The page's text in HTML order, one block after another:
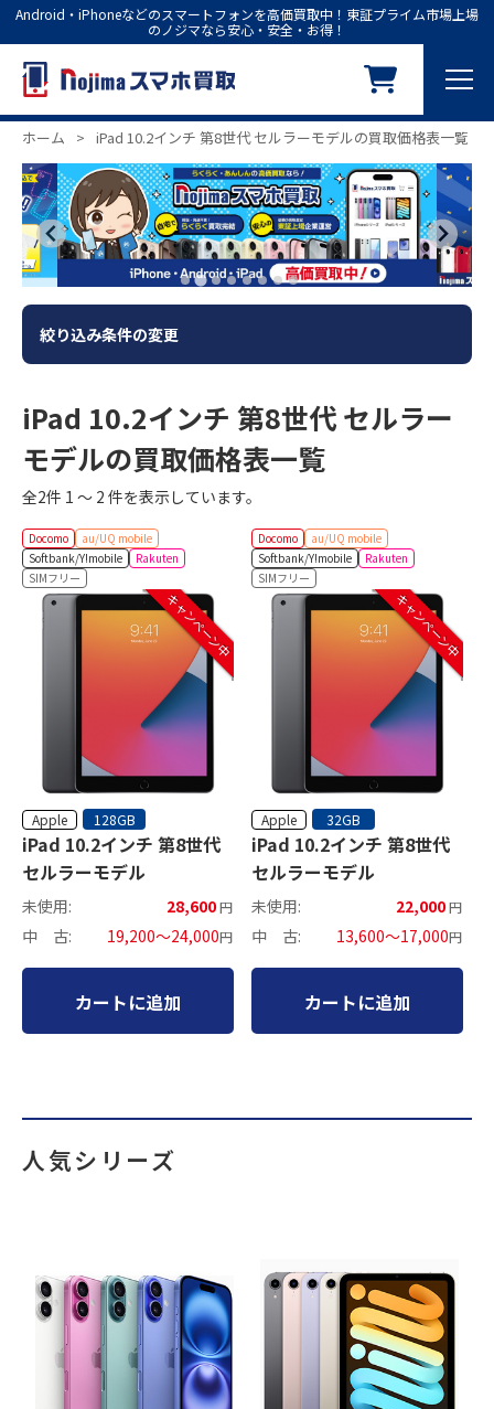
Android・iPhoneなどのスマートフォンを高価買取中！東証プライム市場上場
のノジマなら安心・安全・お得！
ホーム > iPad 10.2インチ 第8世代 セルラーモデルの買取価格表一覧
絞り込み条件の変更
iPad 10.2インチ 第8世代 セルラー
モデルの買取価格表一覧
全2件 1 ～ 2 件を表示しています。
Docomo
au/UQ mobile
Softbank/Y!mobile
Rakuten
SIMフリー
キャンペーン中
Apple 128GB
iPad 10.2インチ 第8世代
セルラーモデル
未使用: 28,600円
中 古: 19,200～24,000円
カートに追加
Docomo
au/UQ mobile
Softbank/Y!mobile
Rakuten
SIMフリー
キャンペーン中
Apple 32GB
iPad 10.2インチ 第8世代
セルラーモデル
未使用: 22,000円
中 古: 13,600～17,000円
カートに追加
人気シリーズ